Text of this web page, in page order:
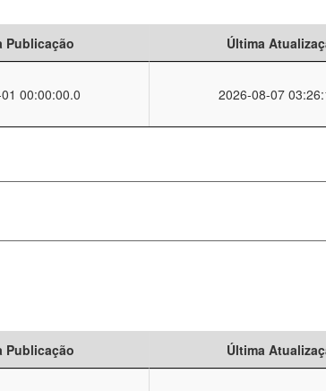
Publicação Última
00:00:00.0 2026-08-07
Publicação Última